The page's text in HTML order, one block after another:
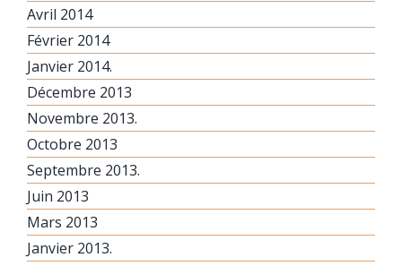
Avril 2014
Février 2014
Janvier 2014.
Décembre 2013
Novembre 2013.
Octobre 2013
Septembre 2013.
Juin 2013
Mars 2013
Janvier 2013.